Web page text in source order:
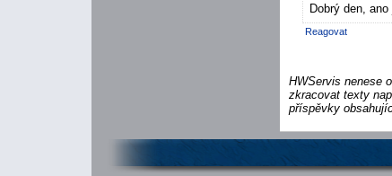
Dobrý den,
Reagovat
HWServis nenese
zkracovat texty
příspěvky